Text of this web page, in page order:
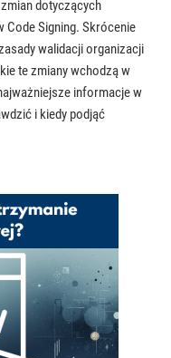
dotyczących
Signing. Skrócenie
walidacji organizacji
te zmiany wchodzą w
informacje w
i kiedy podjąć